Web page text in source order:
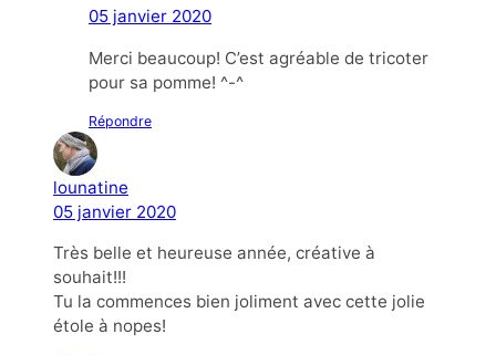
05 janvier 2020
Merci beaucoup! C’est agréable de tricoter
pour sa pomme! ^-^
Répondre
lounatine
05 janvier 2020
Très belle et heureuse année, créative à
souhait!!!
Tu la commences bien joliment avec cette jolie
étole à nopes!